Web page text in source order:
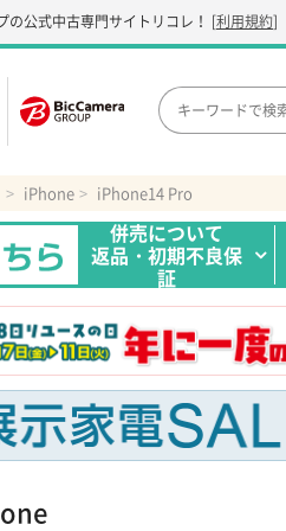
の公式中古専門サイト リコレ！ [利用規約]
iPhone iPhone14 Pro
併売について
返品・初期不良保
証